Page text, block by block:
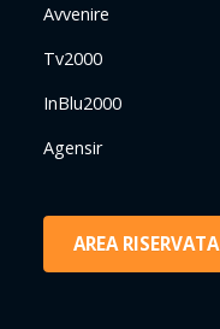
Avvenire
Tv2000
InBlu2000
Agensir
AREA RISERVATA